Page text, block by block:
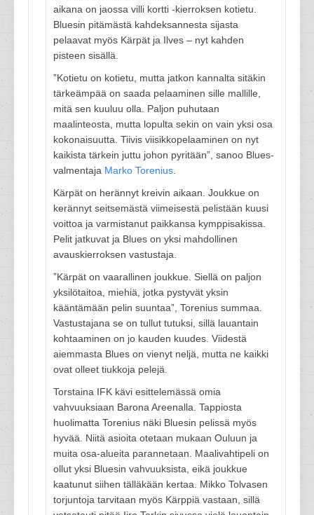
aikana on jaossa villi kortti -kierroksen kotietu.
Bluesin pitämästä kahdeksannesta sijasta
pelaavat myös Kärpät ja Ilves – nyt kahden
pisteen sisällä.
”Kotietu on kotietu, mutta jatkon kannalta sitäkin
tärkeämpää on saada pelaaminen sille mallille,
mitä sen kuuluu olla. Paljon puhutaan
maalinteosta, mutta lopulta sekin on vain yksi osa
kokonaisuutta. Tiivis viisikkopelaaminen on nyt
kaikista tärkein juttu johon pyritään”, sanoo Blues-
valmentaja Marko Torenius
Kärpät on herännyt kreivin aikaan. Joukkue on
kerännyt seitsemästä viimeisestä pelistään kuusi
voittoa ja varmistanut paikkansa kymppisakissa.
Pelit jatkuvat ja Blues on yksi mahdollinen
avauskierroksen vastustaja.
”Kärpät on vaarallinen joukkue. Siellä on paljon
yksilötaitoa, miehiä, jotka pystyvät yksin
kääntämään pelin suuntaa”, Torenius summaa.
Vastustajana se on tullut tutuksi, sillä lauantain
kohtaaminen on jo kauden kuudes. Viidestä
aiemmasta Blues on vienyt neljä, mutta ne kaikki
ovat olleet tiukkoja pelejä.
Torstaina IFK kävi esittelemässä omia
vahvuuksiaan Barona Areenalla. Tappiosta
huolimatta Torenius näki Bluesin pelissä myös
hyvää. Niitä asioita otetaan mukaan Ouluun ja
muita osa-alueita parannetaan. Maalivahtipeli on
ollut yksi Bluesin vahvuuksista, eikä joukkue
kaatunut siihen tälläkään kertaa. Mikko Tolvasen
torjuntoja tarvitaan myös Kärppiä vastaan, sillä